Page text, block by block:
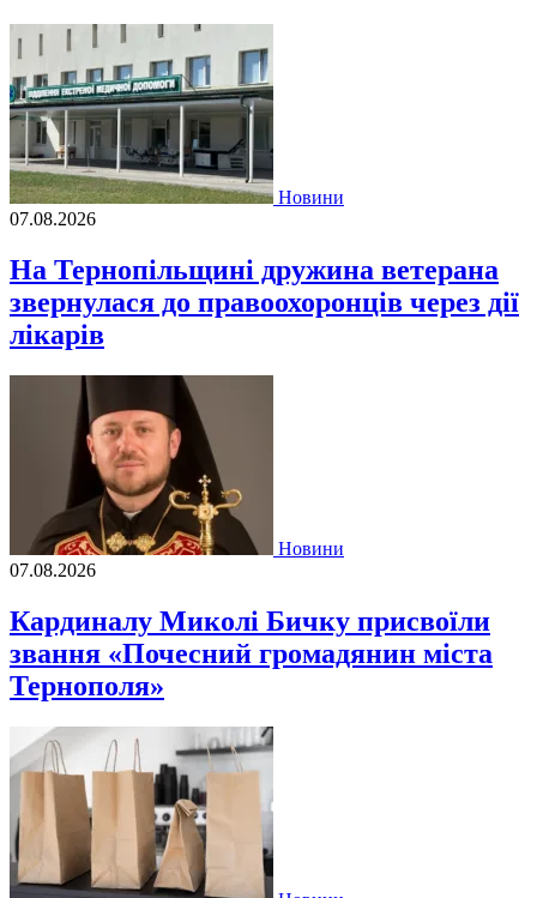
Новини
07.08.2026
На Тернопільщині дружина ветерана
звернулася до правоохоронців через дії
лікарів
Новини
07.08.2026
Кардиналу Миколі Бичку присвоїли
звання «Почесний громадянин міста
Тернополя»